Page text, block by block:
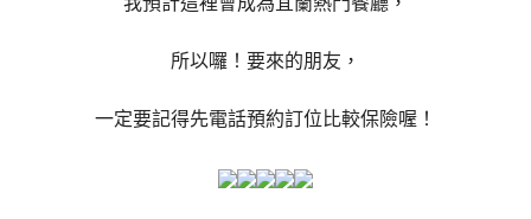
所以囉！要來的朋友，
一定要記得先電話預約訂位比較保險喔！